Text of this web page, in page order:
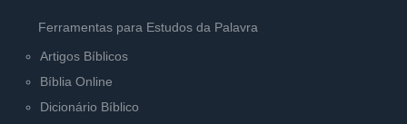
Ferramentas para Estudos da Palavra
Artigos Bíblicos
Bíblia Online
Dicionário Bíblico